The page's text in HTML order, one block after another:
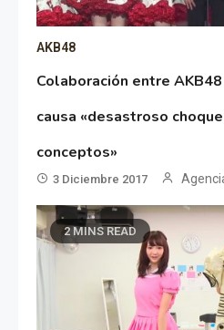
AKB48
Colaboración entre
causa «desastroso
conceptos»
3 Diciembre 2017
2 MINS READ